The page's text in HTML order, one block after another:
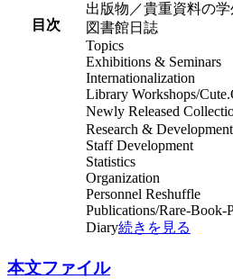
目次
出版物／貴重資料の
図書館日誌
Topics
Exhibitions & Seminars
Internationalization
Library Workshops/
Newly Released
Research & Development
Staff Development
Statistics
Organization
Personnel Reshuffle
Publications/Rare-Book-
Diary続きを見る
本文ファイル